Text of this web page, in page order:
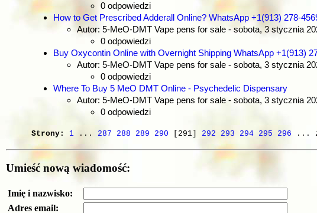
0 odpowiedzi
How to Get Prescribed Adderall Online? WhatsApp +1(913) 278-
Autor: 5-MeO-DMT Vape pens for sale - sobota, 3 stycznia
0 odpowiedzi
Buy Oxycontin Online with Overnight Shipping WhatsApp +1(913)
Autor: 5-MeO-DMT Vape pens for sale - sobota, 3 stycznia
0 odpowiedzi
Where To Buy 5 MeO DMT Online - Psychedelic Dispensary
Autor: 5-MeO-DMT Vape pens for sale - sobota, 3 stycznia
0 odpowiedzi
Strony: 1 ... 287 288 289 290 [291] 292 293 294 295 296 ...
Umieść nową wiadomość:
Imię i nazwisko:
Adres email: